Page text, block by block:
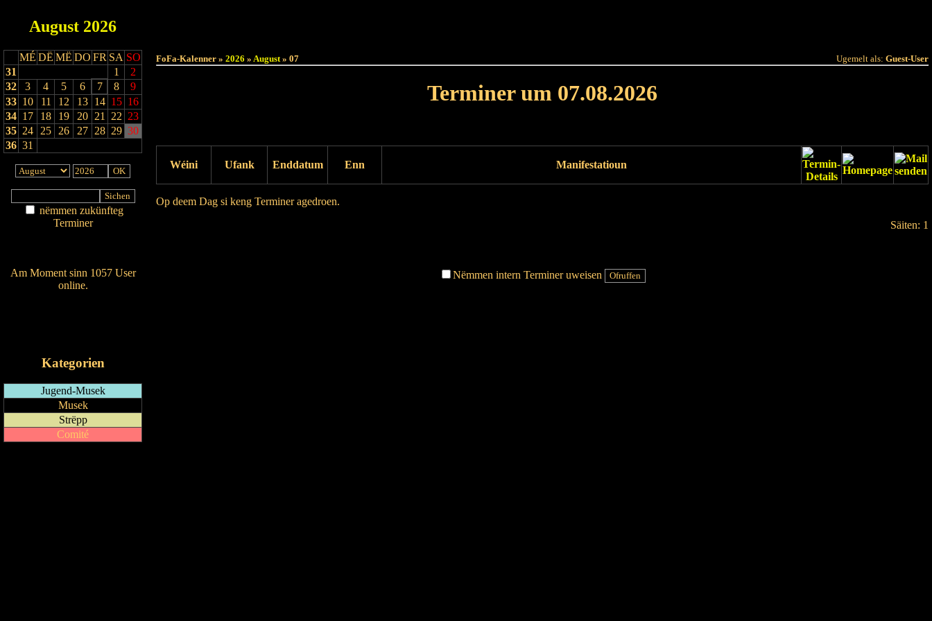
August 2026
MÉ DË MË DO FR SA SO
31
1
2
32
3 4 5 6 7 8
9
33 10 11 12 13 14 15 16
34 17 18 19 20 21 22 23
35 24 25 26 27 28 29 30
36 31
nëmmen zukünfteg
Terminer
Am Moment sinn 1057 User
online.
Kategorien
Jugend-Musek
Musek
Strëpp
Comité
FoFa-Kalenner » 2026 » August» 07 Ugemelt als: Guest-User
Terminer um 07.08.2026
Wéini Ufank Enddatum Enn Manifestatioun
Op deem Dag si keng Terminer agedroen.
Säiten: 1
Nëmmen intern Terminer uweisen